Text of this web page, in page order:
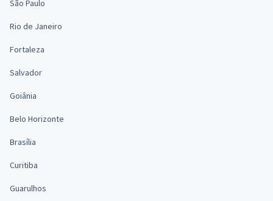
São Paulo
Rio de Janeiro
Fortaleza
Salvador
Goiânia
Belo Horizonte
Brasília
Curitiba
Guarulhos